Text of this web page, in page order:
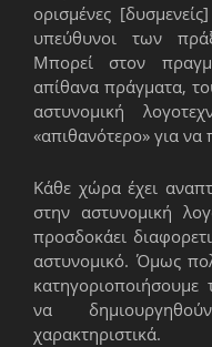
ορισμένες
υπεύθυνοι των
Μπορεί στον
απίθανα πράγματα,
αστυνομική
«απιθανότερο» για να
Κάθε χώρα έχει
στην αστυνομική
προσδοκάει
αστυνομικό. Όμως
κατηγοριοποιήσουμε
να
χαρακτηριστικά.